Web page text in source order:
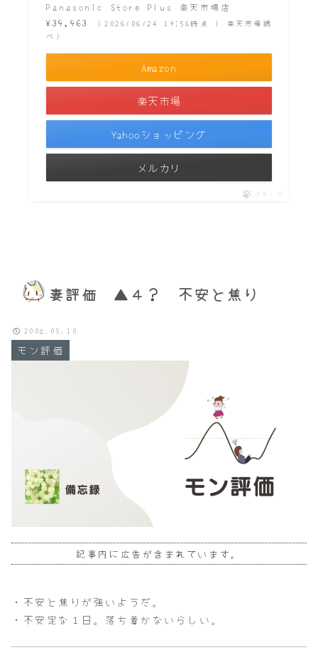
妻評価 ▲４？ 不安と焦り
モン評価
2008.05.10
記事内に広告が含まれています。
Panasonic Store Plus 楽天市場店
¥39,963
（2026/06/24 19:56時点 | 楽天市場調
べ）
Amazon
楽天市場
Yahooショッピング
メルカリ
ポチップ
・不安と焦りが強いようだ。
・不安定な１日。落ち着かないらしい。